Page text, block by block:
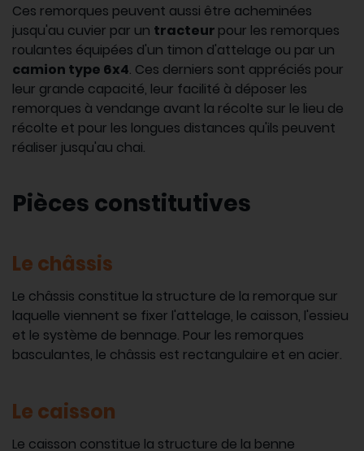
Ces remorques peuvent aussi être acheminées
jusqu'au cuvier par un tracteur pour les remorques
roulantes équipées d'un timon d'attelage ou par un
camion type 6x4. Ces derniers sont appréciés pour
leur grande capacité, leur facilité à déposer les
remorques à vendange avant la récolte sur le lieu de
récolte et pour les longues distances qu'ils peuvent
réaliser jusqu'au chai.
Pièces constitutives
Le châssis
Le châssis constitue la structure de la remorque sur
laquelle viennent se fixer l'attelage, le caisson, l'essieu
et le système de bennage. Pour les remorques
basculantes, le châssis est rectangulaire et en acier.
Le caisson
Le caisson constitue la structure de la benne